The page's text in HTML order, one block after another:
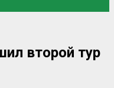
второй тур